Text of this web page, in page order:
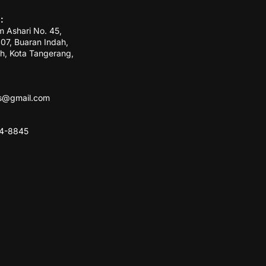
Ashari No. 45,
Buaran Indah,
Kota Tangerang,
8845